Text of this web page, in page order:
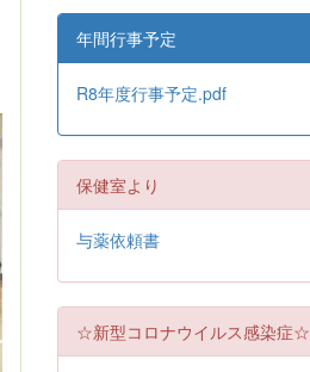
年間行事予定
R8年度行事予定.pdf
保健室より
与薬依頼書
☆新型コロナウイルス感染症☆